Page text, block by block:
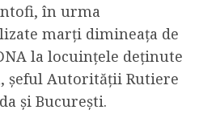
în urma
marți dimineața de
la locuințele deținute
șeful Autorității Rutiere
și București.